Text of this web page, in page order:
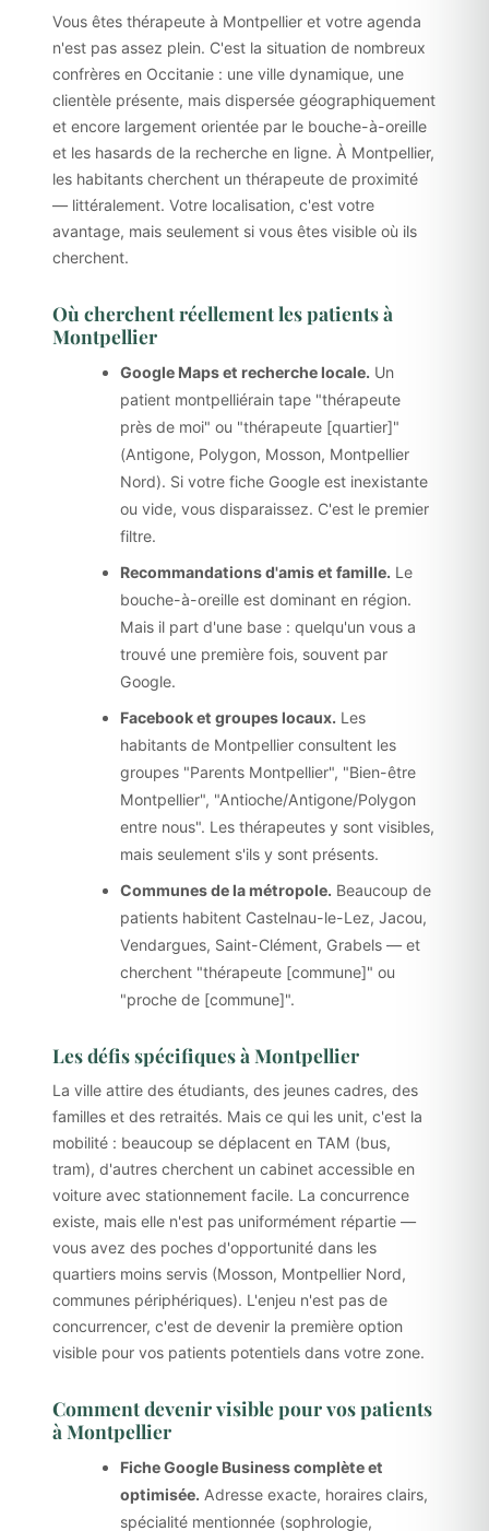
Vous êtes thérapeute à Montpellier et votre agenda
n'est pas assez plein. C'est la situation de nombreux
confrères en Occitanie : une ville dynamique, une
clientèle présente, mais dispersée géographiquement
et encore largement orientée par le bouche-à-oreille
et les hasards de la recherche en ligne. À Montpellier,
les habitants cherchent un thérapeute de proximité
— littéralement. Votre localisation, c'est votre
avantage, mais seulement si vous êtes visible où ils
cherchent.
Où cherchent réellement les patients à
Montpellier
Google Maps et recherche locale. Un
patient montpelliérain tape "thérapeute
près de moi" ou "thérapeute [quartier]"
(Antigone, Polygon, Mosson, Montpellier
Nord). Si votre fiche Google est inexistante
ou vide, vous disparaissez. C'est le premier
filtre.
Recommandations d'amis et famille. Le
bouche-à-oreille est dominant en région.
Mais il part d'une base : quelqu'un vous a
trouvé une première fois, souvent par
Google.
Facebook et groupes locaux. Les
habitants de Montpellier consultent les
groupes "Parents Montpellier", "Bien-être
Montpellier", "Antioche/Antigone/Polygon
entre nous". Les thérapeutes y sont visibles,
mais seulement s'ils y sont présents.
Communes de la métropole. Beaucoup de
patients habitent Castelnau-le-Lez, Jacou,
Vendargues, Saint-Clément, Grabels — et
cherchent "thérapeute [commune]" ou
"proche de [commune]".
Les défis spécifiques à Montpellier
La ville attire des étudiants, des jeunes cadres, des
familles et des retraités. Mais ce qui les unit, c'est la
mobilité : beaucoup se déplacent en TAM (bus,
tram), d'autres cherchent un cabinet accessible en
voiture avec stationnement facile. La concurrence
existe, mais elle n'est pas uniformément répartie —
vous avez des poches d'opportunité dans les
quartiers moins servis (Mosson, Montpellier Nord,
communes périphériques). L'enjeu n'est pas de
concurrencer, c'est de devenir la première option
visible pour vos patients potentiels dans votre zone.
Comment devenir visible pour vos patients
à Montpellier
Fiche Google Business complète et
optimisée. Adresse exacte, horaires clairs,
spécialité mentionnée (sophrologie,